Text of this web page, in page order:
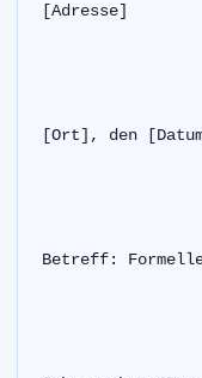
[Adresse]
[Ort], den
Betreff: Formelle